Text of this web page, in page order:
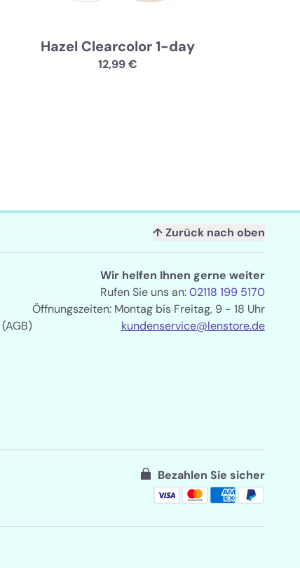
Hazel Clearcolor 1-day
12,99 €
↑ Zurück nach oben
Wir helfen Ihnen gerne weiter
Rufen Sie uns an:02118 199 5170
Öffnungszeiten: Montag bis Freitag, 9 - 18 Uhr
kundenservice@lenstore.de
Bezahlen Sie sicher